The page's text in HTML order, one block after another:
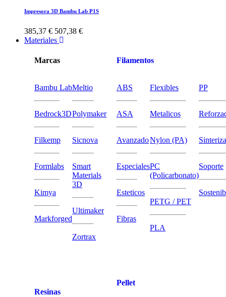
Impresora 3D Bambu Lab P1S
385,37 € 507,38 €
Materiales
Marcas
Bambu Lab
Bedrock3D
Filkemp
Formlabs
Kimya
Markforged
Meltio
Polymaker
Sicnova
Smart
Materials
3D
Ultimaker
Zortrax
Resinas
Filamentos
ABS
ASA
Avanzado
Especiales
Esteticos
Fibras
Flexibles
Metalicos
Nylon (PA)
PC
(Policarbonato)
PETG / PET
PLA
PP
Soporte
Pellet